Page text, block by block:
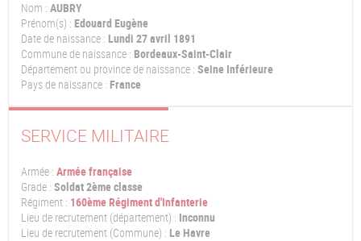
Nom : AUBRY
Prénom(s) : Edouard Eugène
Date de naissance : Lundi 27 avril 1891
Commune de naissance : Bordeaux-Saint-Clair
Département ou province de naissance : Seine Inférieure
Pays de naissance : France
SERVICE MILITAIRE
Armée : Armée française
Grade : Soldat 2ème classe
Régiment : 160ème Régiment d'Infanterie
Lieu de recrutement (département) : Inconnu
Lieu de recrutement (Commune) : Le Havre